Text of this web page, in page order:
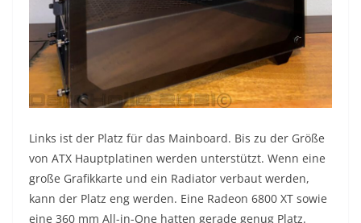
Links ist der Platz für das Mainboard. Bis zu der Größe
von ATX Hauptplatinen werden unterstützt. Wenn eine
große Grafikkarte und ein Radiator verbaut werden,
kann der Platz eng werden. Eine Radeon 6800 XT sowie
eine 360 mm All-in-One hatten gerade genug Platz.